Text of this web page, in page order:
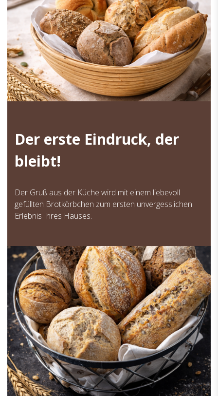
Der erste Eindruck, der
bleibt!
Der Gruß aus der Küche wird mit einem liebevoll
gefüllten Brotkörbchen zum ersten unvergesslichen
Erlebnis Ihres Hauses.